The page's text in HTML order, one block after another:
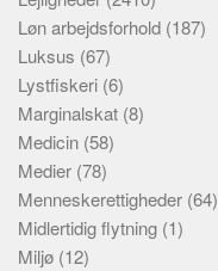
Løn arbejdsforhold (187)
Luksus (67)
Lystfiskeri (6)
Marginalskat (8)
Medicin (58)
Medier (78)
Menneskerettigheder (64)
Midlertidig flytning (1)
Miljø (12)